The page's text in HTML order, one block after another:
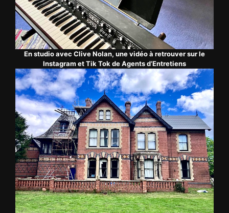
En studio avec Clive Nolan, une vidéo à retrouver sur le
Instagram et Tik Tok de Agents d’Entretiens